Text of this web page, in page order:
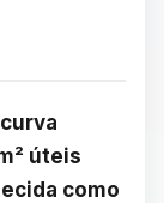
úteis
como